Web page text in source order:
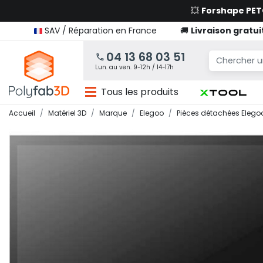
💥 Forshape
SAV / Réparation en France
🚚 Livraison
04 13 68 03 51
Lun. au ven. 9-12h / 14-17h
Tous les produits
Accueil Matériel 3D Marque Elegoo Pièces détachées